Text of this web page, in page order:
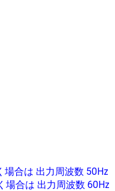
合は 出力周波数 50Hz
場合は 出力周波数 60Hz